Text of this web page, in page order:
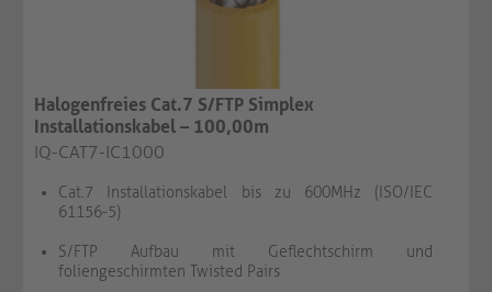
Halogenfreies Cat.7 S/FTP Simplex
Installationskabel – 100,00m
IQ-CAT7-IC1000
Cat.7 Installationskabel bis zu 600MHz (ISO/IEC
61156-5)
S/FTP Aufbau mit Geflechtschirm und
foliengeschirmten Twisted Pairs